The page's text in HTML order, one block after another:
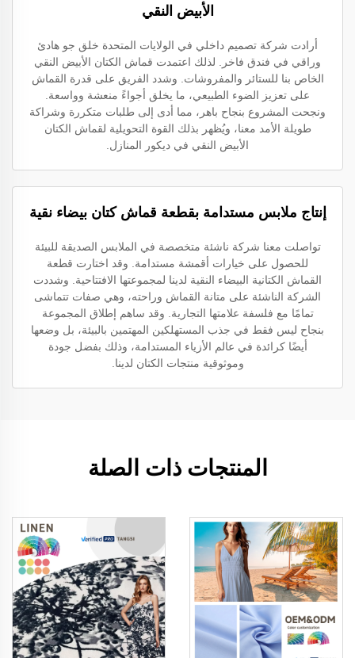
الأبيض النقي
أرادت شركة تصميم داخلي في الولايات المتحدة خلق جو هادئ
وراقي في فندق فاخر. لذلك اعتمدت قماش الكتان الأبيض النقي
الخاص بنا للستائر والمفروشات. وشدد الفريق على قدرة القماش
على تعزيز الضوء الطبيعي، ما يخلق أجواءً منعشة وواسعة.
ونجحت المشروع بنجاح باهر، مما أدى إلى طلبات متكررة وشراكة
طويلة الأمد معنا، ويُظهر بذلك القوة التحويلية لقماش الكتان
الأبيض النقي في ديكور المنازل.
إنتاج ملابس مستدامة بقطعة قماش كتان بيضاء نقية
تواصلت معنا شركة ناشئة متخصصة في الملابس الصديقة للبيئة
للحصول على خيارات أقمشة مستدامة. وقد اختارت قطعة
القماش الكتانية البيضاء النقية لدينا لمجموعتها الافتتاحية. وشددت
الشركة الناشئة على متانة القماش وراحته، وهي صفات تتماشى
تمامًا مع فلسفة علامتها التجارية. وقد ساهم إطلاق المجموعة
بنجاح ليس فقط في جذب المستهلكين المهتمين بالبيئة، بل وضعها
أيضًا كرائدة في عالم الأزياء المستدامة، وذلك بفضل جودة
وموثوقية منتجات الكتان لدينا.
المنتجات ذات الصلة